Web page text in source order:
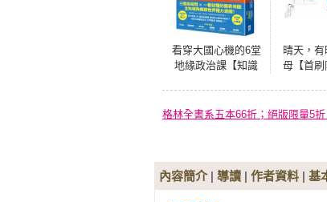
看穿大國心機的6堂
地緣政治課【知識
一看就懂的圖表地
晴天，
母【首刷
作！給愛
格林全書系五本66折；絕版限量5折
內容簡介| 導讀 | 作者資料 | 基